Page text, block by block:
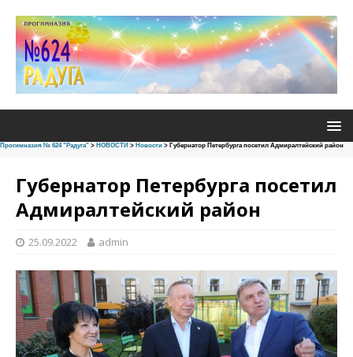
Прогимназия № 624 "Радуга" > НОВОСТИ > Новости > Губернатор Петербурга посетил Адмиралтейский район
Губернатор Петербурга посетил
Адмиралтейский район
25.09.2022 admin